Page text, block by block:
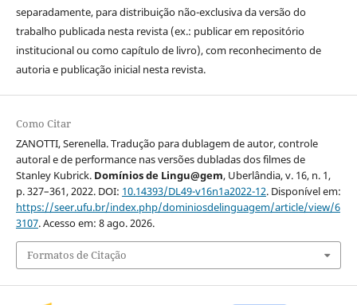
separadamente, para distribuição não-exclusiva da versão do
trabalho publicada nesta revista (ex.: publicar em repositório
institucional ou como capítulo de livro), com reconhecimento de
autoria e publicação inicial nesta revista.
Como Citar
ZANOTTI, Serenella. Tradução para dublagem de autor, controle
autoral e de performance nas versões dubladas dos filmes de
Stanley Kubrick. Domínios de Lingu@gem, Uberlândia, v. 16, n. 1,
p. 327–361, 2022. DOI: 10.14393/DL49-v16n1a2022-12. Disponível em:
https://seer.ufu.br/index.php/dominiosdelinguagem/article/view/6
3107. Acesso em: 8 ago. 2026.
Formatos de Citação